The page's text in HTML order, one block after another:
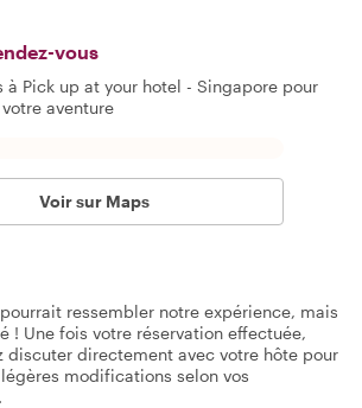
vous
à Pick up at your hotel - Singapore pour
aventure
Voir sur Maps
ressembler notre expérience, mais
! Une fois votre réservation effectuée,
discuter directement avec votre hôte pour
modifications selon vos